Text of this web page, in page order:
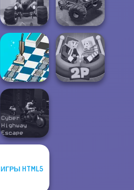
Monster Truck
Crazy Racing
Offroad Muddy
Trucks
Dusty Maze
Hunter
Cyber Highway
ИГРЫ HTML5